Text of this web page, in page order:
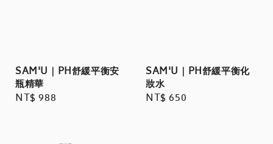
SAM'U｜PH舒緩平衡安
瓶精華
Regular
NT$ 988
SAM'U｜PH舒緩平衡化
妝水
Regular
NT$ 650